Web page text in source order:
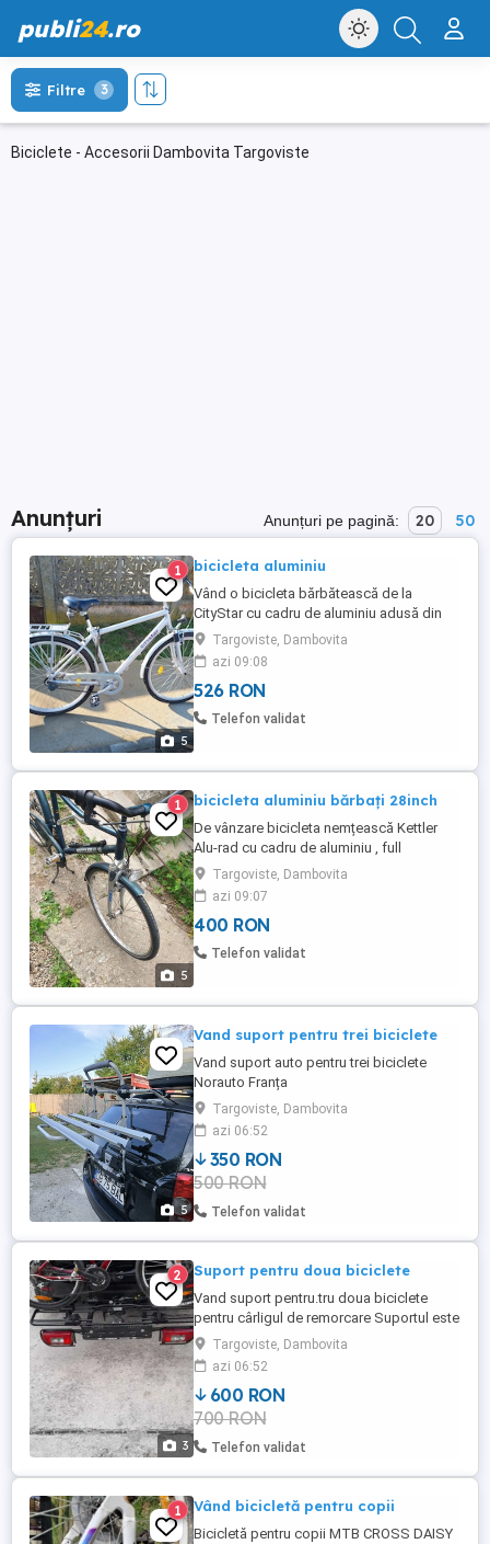
publi24.ro
Biciclete - Accesorii Dambovita Targoviste
Filtre 3
Anunțuri Anunțuri pe pagină: 20 50
5
1 bicicleta aluminiu
Vând o bicicleta bărbătească de la
CityStar cu cadru de aluminiu adusă din
Germania și care este în perfectă stare de
folosință...are 7 viteze în butucul roții șa
ergonomică și este pregătită de drum!
Targoviste, Dambovita
azi 09:08
526 RON
Telefon validat
5
1 bicicleta aluminiu bărbați 28inch
De vânzare bicicleta nemțească Kettler
Alu-rad cu cadru de aluminiu , full
suspension, şa SelleRoyal ,7 viteze în
butucul roții, suspensie spate reglabilă în
funcție de greutatea utilizatorului, far-
dinam,frâne, totul funcțional . mesaje pe
WhatsApp sau aici pe sait !
Targoviste, Dambovita
azi 09:07
400 RON
Telefon validat
5
Vand suport pentru trei biciclete
Vand suport auto pentru trei biciclete
Norauto Franța
Targoviste, Dambovita
azi 06:52
350 RON
500 RON
Telefon validat
3
2 Suport pentru doua biciclete
Vand suport pentru.tru doua biciclete
pentru cârligul de remorcare Suportul este
nou Pret fix 600 ron
Targoviste, Dambovita
azi 06:52
600 RON
700 RON
Telefon validat
1 Vând bicicletă pentru copii
Bicicletă pentru copii MTB CROSS DAISY